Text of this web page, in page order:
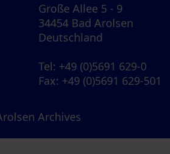
Große Allee 5 - 9
34454 Bad Arolsen
Deutschland
Tel: +49 (0)5691 629-0
Fax: +49 (0)5691 629-501
Archives